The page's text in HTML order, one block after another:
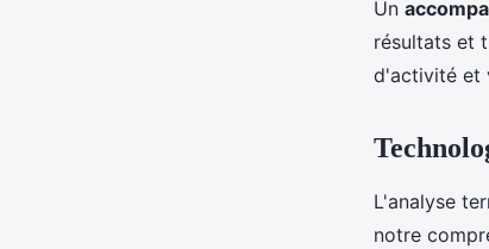
Un
résultats et
d'activité et
L'analyse
notre